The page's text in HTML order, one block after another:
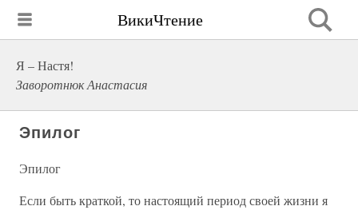
ВикиЧтение
Я – Настя!
Заворотнюк Анастасия
Эпилог
Эпилог
Если быть краткой, то настоящий период своей жизни я